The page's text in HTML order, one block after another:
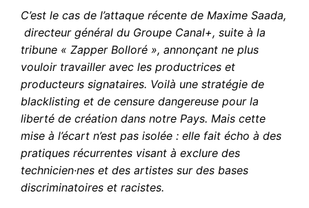
C’est le cas de l’attaque récente de Maxime Saada,
directeur général du Groupe Canal+, suite à la
tribune « Zapper Bolloré », annonçant ne plus
vouloir travailler avec les productrices et
producteurs signataires. Voilà une stratégie de
blacklisting et de censure dangereuse pour la
liberté de création dans notre Pays. Mais cette
mise à l’écart n’est pas isolée : elle fait écho à des
pratiques récurrentes visant à exclure des
technicien·nes et des artistes sur des bases
discriminatoires et racistes.